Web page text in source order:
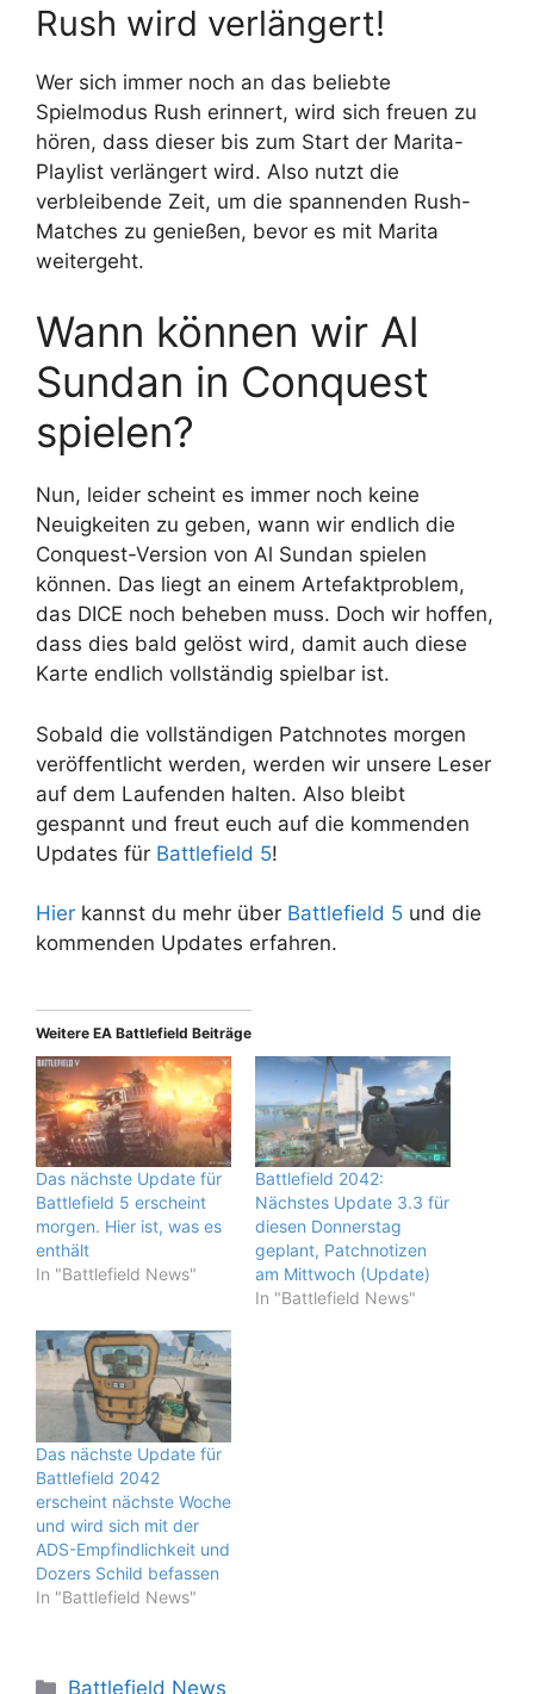
Rush wird verlängert!
Wer sich immer noch an das beliebte
Spielmodus Rush erinnert, wird sich freuen zu
hören, dass dieser bis zum Start der Marita-
Playlist verlängert wird. Also nutzt die
verbleibende Zeit, um die spannenden Rush-
Matches zu genießen, bevor es mit Marita
weitergeht.
Wann können wir Al
Sundan in Conquest
spielen?
Nun, leider scheint es immer noch keine
Neuigkeiten zu geben, wann wir endlich die
Conquest-Version von Al Sundan spielen
können. Das liegt an einem Artefaktproblem,
das DICE noch beheben muss. Doch wir hoffen,
dass dies bald gelöst wird, damit auch diese
Karte endlich vollständig spielbar ist.
Sobald die vollständigen Patchnotes morgen
veröffentlicht werden, werden wir unsere Leser
auf dem Laufenden halten. Also bleibt
gespannt und freut euch auf die kommenden
Updates für Battlefield 5!
Hier kannst du mehr über Battlefield 5 und die
kommenden Updates erfahren.
Weitere EA Battlefield Beiträge
Das nächste Update für
Battlefield 5 erscheint
morgen. Hier ist, was es
enthält
In "Battlefield News"
Battlefield 2042:
Nächstes Update 3.3 für
diesen Donnerstag
geplant, Patchnotizen
am Mittwoch (Update)
In "Battlefield News"
Das nächste Update für
Battlefield 2042
erscheint nächste Woche
und wird sich mit der
ADS-Empfindlichkeit und
Dozers Schild befassen
In "Battlefield News"
Kategorien
Battlefield News